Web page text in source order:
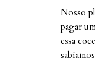
Nosso
pagar
essa